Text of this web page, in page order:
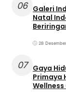
06 Galeri
Natal
28
07
Gaya
Primaya